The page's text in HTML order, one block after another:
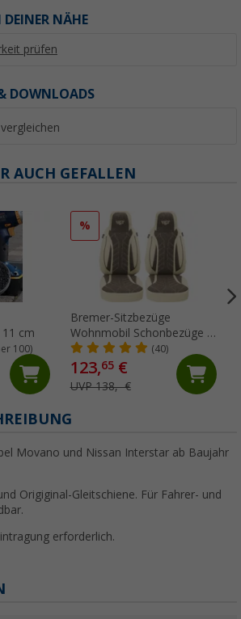
DEINER NÄHE
prüfen
DOWNLOADS
AUCH GEFALLEN
cm
100)
%
Bremer-Sitzbezüge
Wohnmobil Schonbezüge 2
Stück für Ducato / Jumper /
Boxer beige/braun
(40)
123,65€
UVP 138,- €
Movano und Nissan Interstar ab Baujahr
Origiginal-Gleitschiene. Für Fahrer- und
erforderlich.